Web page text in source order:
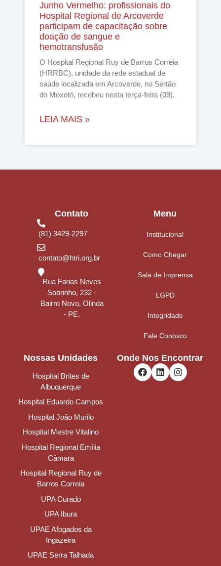
Junho Vermelho: profissionais do
Hospital Regional de Arcoverde
participam de capacitação sobre
doação de sangue e
hemotransfusão
O Hospital Regional Ruy de Barros Correia
(HRRBC), unidade da rede estadual de
saúde localizada em Arcoverde, no Sertão
do Moxotó, recebeu nesta terça-feira (09),
LEIA MAIS »
Contato
(81) 3429-2297
contato@htri.org.br
Rua Farias Neves
Sobrinho, 232 -
Bairro Novo, Olinda
- PE.
Menu
Institucional
Como Chegar
Sala de Imprensa
LGPD
Integridade
Fale Conosco
Nossas Unidades
Hospital Brites de
Albuquerque
Hospital Eduardo Campos
Hospital João Murilo
Hospital Mestre Vitalino
Hospital Regional Emília
Câmara
Hospital Regional Ruy de
Barros Correia
UPA Curado
UPA Ibura
UPAE Afogados da
Ingazeira
UPAE Serra Talhada
Onde Nos Encontrar